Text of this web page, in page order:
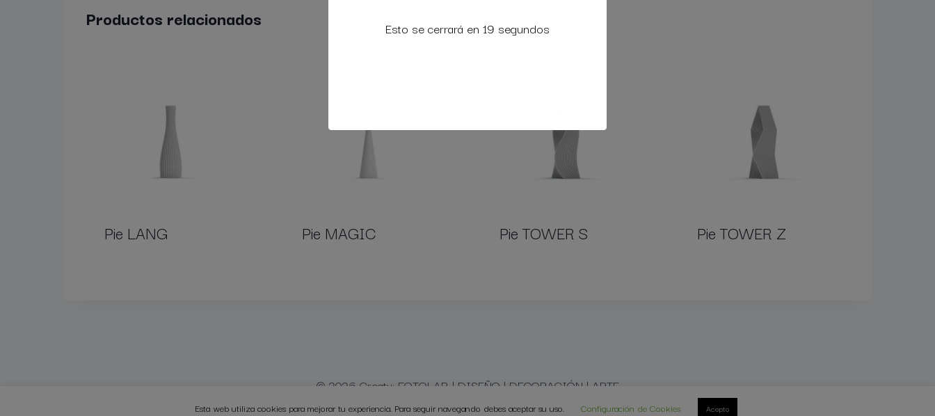
Productos relacionados
Pie LANG Pie MAGIC Pie TOWER S Pie TOWER Z
© 2026 Creaty: FOTOLAB | DISEÑO | DECORACIÓN | ARTE
Esta web utiliza cookies para mejorar tu experiencia. Para seguir navegando debes aceptar su uso. Configuración de Cookies Acepto
Esto se cerrará en 19 segundos